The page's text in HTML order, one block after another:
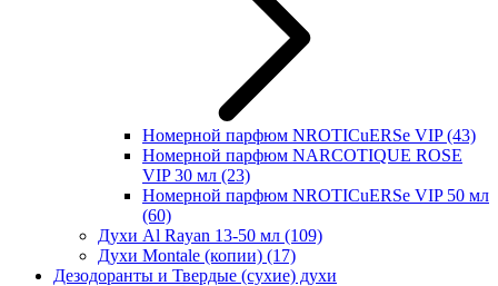
Номерной парфюм NROTICuERSe VIP(43)
Номерной парфюм NARCOTIQUE ROSE
VIP 30 мл (23)
Номерной парфюм NROTICuERSe VIP 50 мл
(60)
Духи Al Rayan 13-50 мл (109)
Духи Montale (копии) (17)
Дезодоранты и Твердые (сухие) духи